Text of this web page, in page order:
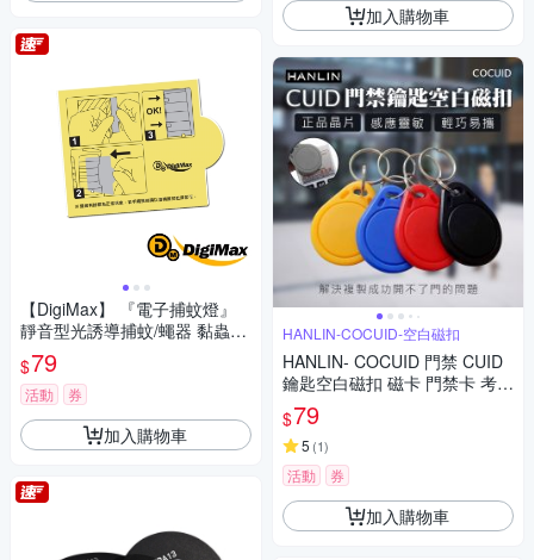
【DigiMax】 『電子捕蚊燈』
靜音型光誘導捕蚊/蠅器 黏蟲紙
補充包 UP-1A2 [ UP-1A1專用
款 ] [ 超強力黏蟲紙 ]
$79
活動 券
加入購物車
加入購物車
HANLIN-COCUID-空白磁扣
HANLIN- COCUID 門禁 CUID
鑰匙空白磁扣 磁卡 門禁卡 考勤
卡 電梯卡 停車卡 工作卡
$79
5 (1)
活動 券
加入購物車